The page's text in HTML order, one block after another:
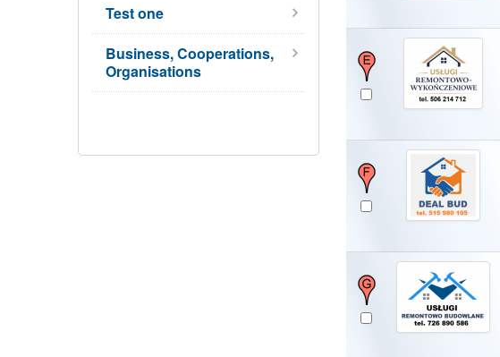
Test one
Business, Cooperations,
Organisations
Show/Hide map